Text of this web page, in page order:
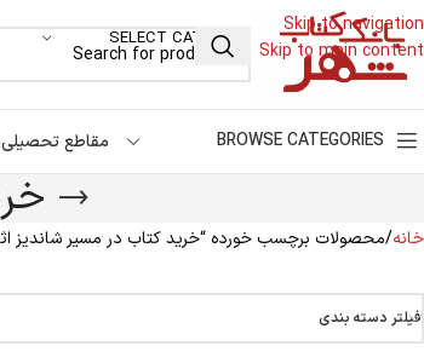
Skip to navigation
Skip to main content
SELECT CATEGORY
BROWSE CATEGORIES مقاطع تحصیلی
خانه محصولات برچسب خورده “خرید کتاب در مسیر شاندیز
فیلتر دسته بندی